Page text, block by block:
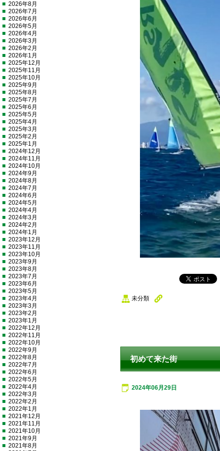
未分類
初めて来た街
2024年06月29日
2026年8月
2026年7月
2026年6月
2026年5月
2026年4月
2026年3月
2026年2月
2026年1月
2025年12月
2025年11月
2025年10月
2025年9月
2025年8月
2025年7月
2025年6月
2025年5月
2025年4月
2025年3月
2025年2月
2025年1月
2024年12月
2024年11月
2024年10月
2024年9月
2024年8月
2024年7月
2024年6月
2024年5月
2024年4月
2024年3月
2024年2月
2024年1月
2023年12月
2023年11月
2023年10月
2023年9月
2023年8月
2023年7月
2023年6月
2023年5月
2023年4月
2023年3月
2023年2月
2023年1月
2022年12月
2022年11月
2022年10月
2022年9月
2022年8月
2022年7月
2022年6月
2022年5月
2022年4月
2022年3月
2022年2月
2022年1月
2021年12月
2021年11月
2021年10月
2021年9月
2021年8月